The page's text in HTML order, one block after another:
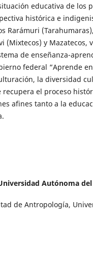
educativa de los
histórica e
Rarámuri
(Mixtecos) y Mazatecos,
de enseñanza-
federal “Aprende en
la diversidad
el proceso
afines tanto a la
Autónoma
de Antropología,